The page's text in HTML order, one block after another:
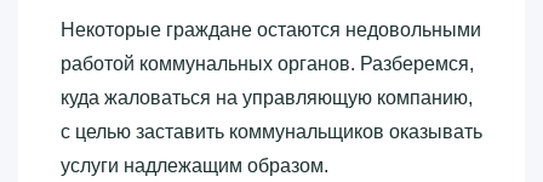
Некоторые граждане остаются недовольными
работой коммунальных органов. Разберемся,
куда жаловаться на управляющую компанию,
с целью заставить коммунальщиков оказывать
услуги надлежащим образом.